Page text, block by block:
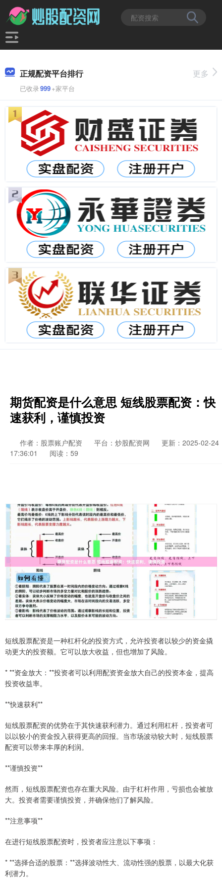
正规配资平台排行
已收录999+家平台
更多
期货配资是什么意思 短线股票配资：快
速获利，谨慎投资
作者：股票账户配资 平台：炒股配资网
更新：2025-02-24
17:36:01
阅读：59
短线股票配资是一种杠杆化的投资方式，允许投资者以较少的资金撬
动更大的投资额。它可以放大收益，但也增加了风险。
* **资金放大：**投资者可以利用配资资金放大自己的投资本金，提高
投资收益率。
**快速获利**
短线股票配资的优势在于其快速获利潜力。通过利用杠杆，投资者可
以以较小的资金投入获得更高的回报。当市场波动较大时，短线股票
配资可以带来丰厚的利润。
**谨慎投资**
然而，短线股票配资也存在重大风险。由于杠杆作用，亏损也会被放
大。投资者需要谨慎投资，并确保他们了解风险。
**注意事项**
在进行短线股票配资时，投资者应注意以下事项：
* **选择合适的股票：**选择波动性大、流动性强的股票，以最大化获
利潜力。